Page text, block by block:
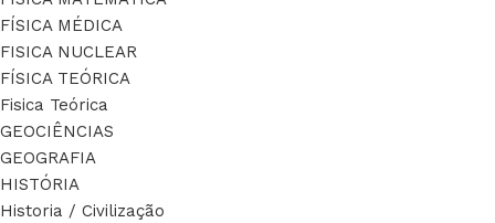
FÍSICA MÉDICA
FISICA NUCLEAR
FÍSICA TEÓRICA
Fisica Teórica
GEOCIÊNCIAS
GEOGRAFIA
HISTÓRIA
Historia / Civilização